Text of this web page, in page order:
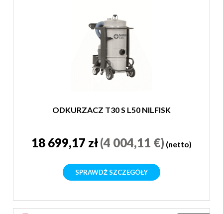
ODKURZACZ T30 S L50 NILFISK
18 699,17 zł(4 004,11 €) (netto)
SPRAWDŹ SZCZEGÓŁY